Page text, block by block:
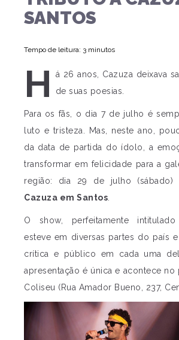
SANTOS
Tempo de leitura: 3 minutos
H
á 26 anos, Cazuza deixava
de suas poesias.
Para os fãs, o dia 7 de julho é
luto e tristeza. Mas, neste ano,
da data de partida do ídolo, a
transformar em felicidade para a
região: dia 29 de julho (sábado)
Cazuza em Santos
O show, perfeitamente intitulado
esteve em diversas partes do país
crítica e público em cada uma
apresentação é única e acontece no
Coliseu (Rua Amador Bueno, 237,